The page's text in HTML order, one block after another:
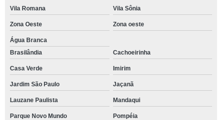
Vila Romana Vila Sônia
Zona Oeste Zona oeste
Água Branca
Brasilândia
Cachoeirinha
Casa Verde Imirim
Jardim São Paulo Jaçanã
Lauzane Paulista Mandaqui
Parque Novo Mundo Pompéia